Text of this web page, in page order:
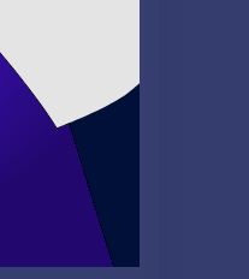
olması